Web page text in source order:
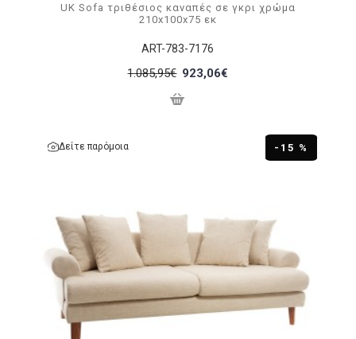
ART-783-7176
UK Sofa τριθέσιος καναπές σε γκρι χρώμα
210x100x75 εκ
1.085,95€ 923,06€
-15 %
Δείτε παρόμοια